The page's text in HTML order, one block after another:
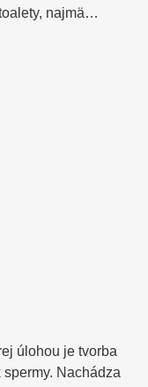
najmä…
úlohou je tvorba
Nachádza